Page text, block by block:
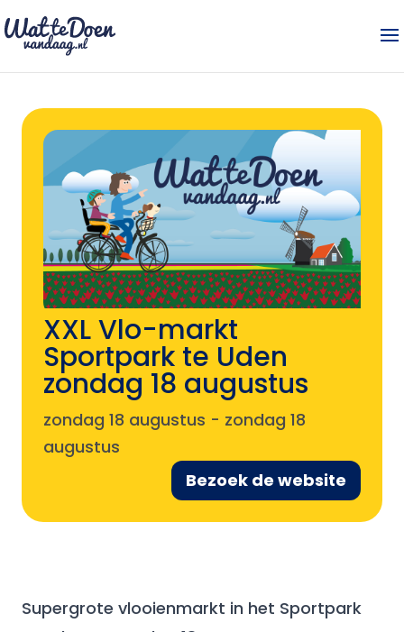
XXL Vlo-markt
Sportpark te Uden
zondag 18 augustus
zondag 18 augustus - zondag 18
augustus
Bezoek de website
Supergrote vlooienmarkt in het Sportpark